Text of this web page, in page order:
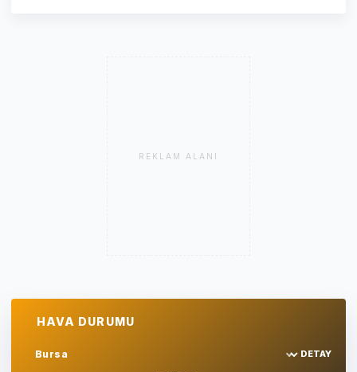
REKLAM ALANI
HAVA DURUMU
Sehir sec
DETAY